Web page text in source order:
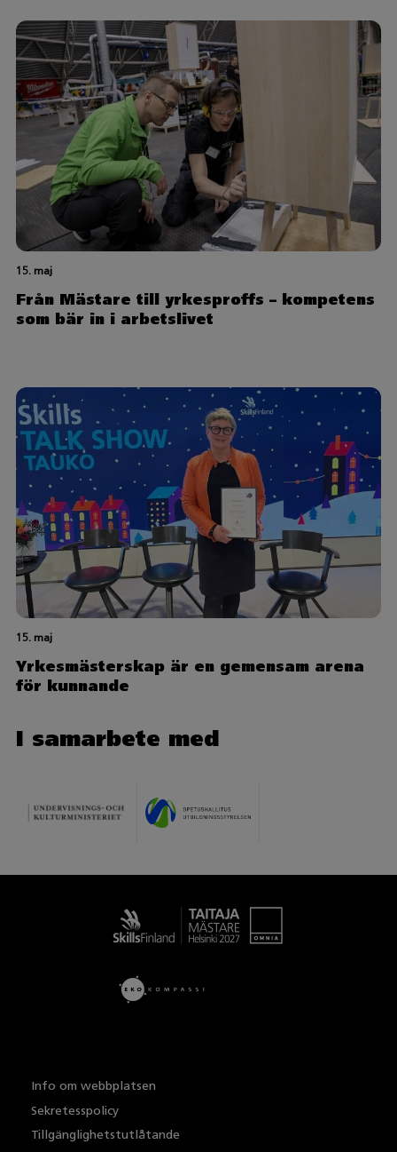
15. maj
Från Mästare till yrkesproffs – kompetens
som bär in i arbetslivet
15. maj
Yrkesmästerskap är en gemensam arena
för kunnande
I samarbete med
Info om webbplatsen
Sekretesspolicy
Tillgänglighetstutlåtande